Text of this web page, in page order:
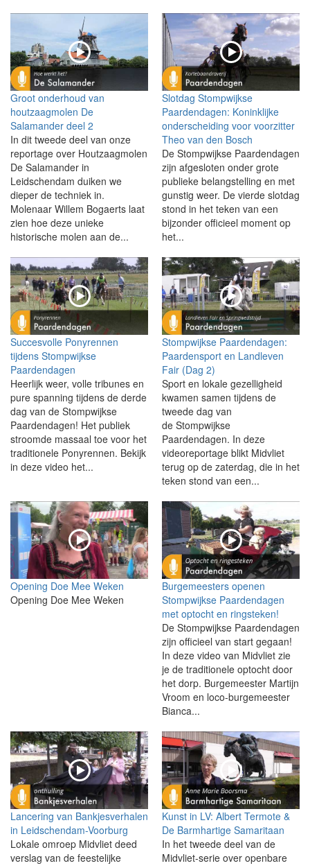
Groot onderhoud van
houtzaagmolen De
Salamander deel 2
In dit tweede deel van onze
reportage over Houtzaagmolen
De Salamander in
Leidschendam duiken we
dieper de techniek in.
Molenaar Willem Bogaerts laat
zien hoe deze unieke
historische molen aan de...
Slotdag Stompwijkse
Paardendagen: Koninklijke
onderscheiding voor voorzitter
Theo van den Bosch
De Stompwijkse Paardendagen
zijn afgesloten onder grote
publieke belangstelling en met
gunstig weer. De vierde slotdag
stond in het teken van een
bijzonder officieel moment op
het...
Succesvolle Ponyrennen
tijdens Stompwijkse
Paardendagen
Heerlijk weer, volle tribunes en
pure spanning tijdens de derde
dag van de Stompwijkse
Paardendagen! Het publiek
stroomde massaal toe voor het
traditionele Ponyrennen. Bekijk
in deze video het...
Stompwijkse Paardendagen:
Paardensport en Landleven
Fair (Dag 2)
Sport en lokale gezelligheid
kwamen samen tijdens de
tweede dag van
de Stompwijkse
Paardendagen. In deze
videoreportage blikt Midvliet
terug op de zaterdag, die in het
teken stond van een...
Opening Doe Mee Weken
Opening Doe Mee Weken
Burgemeesters openen
Stompwijkse Paardendagen
met optocht en ringsteken!
De Stompwijkse Paardendagen
zijn officieel van start gegaan!
In deze video van Midvliet zie
je de traditionele optocht door
het dorp. Burgemeester Martijn
Vroom en loco-burgemeester
Bianca...
Lancering van Bankjesverhalen
in Leidschendam-Voorburg
Lokale omroep Midvliet deed
verslag van de feestelijke
Kunst in LV: Albert Termote &
De Barmhartige Samaritaan
In het tweede deel van de
Midvliet-serie over openbare